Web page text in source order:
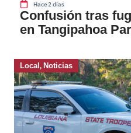
Hace 2 días
Confusión tras
en Tangipahoa
Local , Noticias